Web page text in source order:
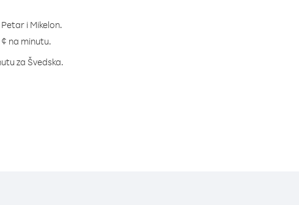
i Mikelon.
na minutu.
za Švedska.